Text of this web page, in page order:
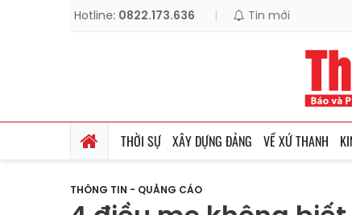
Hotline: 0822.173.636 | Tin mới
THỜI SỰ XÂY DỰNG ĐẢNG VỀ XỨ THANH
THÔNG TIN - QUẢNG CÁO